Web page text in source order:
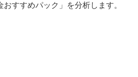
すすめパック」を分析します。